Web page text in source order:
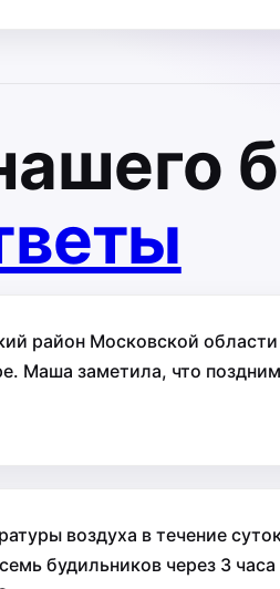
район Московской
Маша заметила, что
воздуха в течение
будильников через 3